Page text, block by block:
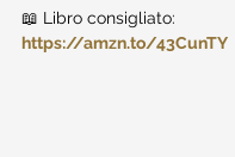
📖 Libro consigliato:
https://amzn.to/43CunTY